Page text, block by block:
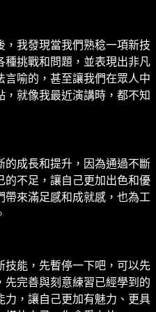
我發現當我們熟稔一項新技
種挑戰和問題，並表現出非凡
言喻的，甚至讓我們在眾人中
就像我最近演講時，都不知
的成長和提升，因為通過不斷
的不足，讓自己更加出色和優
來滿足感和成就感，也為工
技能，先暫停一下吧，可以先
完善與刻意練習已經學到的
力，讓自己更加有魅力、更具